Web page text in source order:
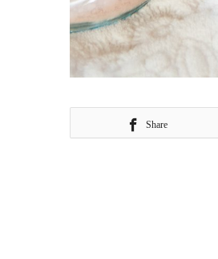
Share